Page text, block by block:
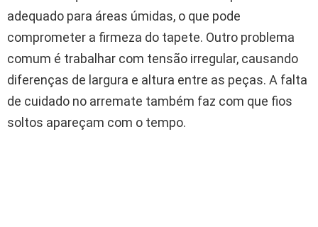
adequado para áreas úmidas, o que pode
comprometer a firmeza do tapete. Outro problema
comum é trabalhar com tensão irregular, causando
diferenças de largura e altura entre as peças. A falta
de cuidado no arremate também faz com que fios
soltos apareçam com o tempo.